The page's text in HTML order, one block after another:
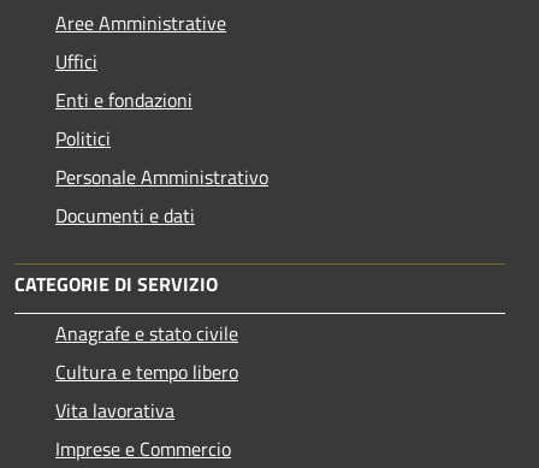
Aree Amministrative
Uffici
Enti e fondazioni
Politici
Personale Amministrativo
Documenti e dati
CATEGORIE DI SERVIZIO
Anagrafe e stato civile
Cultura e tempo libero
Vita lavorativa
Imprese e Commercio